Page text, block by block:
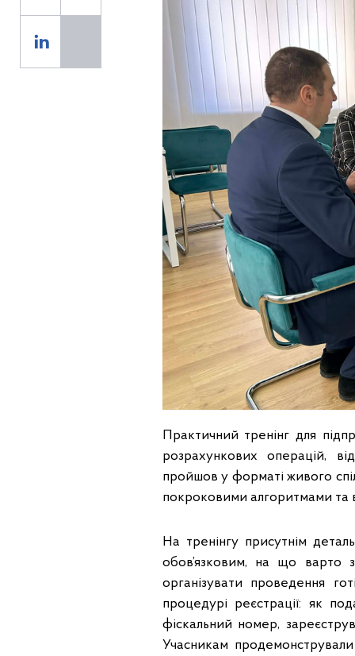
Практичний тренінг для
розрахункових операцій,
пройшов у форматі живого
покроковими алгоритмами та
На тренінгу присутнім
обов’язковим, на що варто
організувати проведення
процедурі реєстрації: як
фіскальний номер,
Учасникам